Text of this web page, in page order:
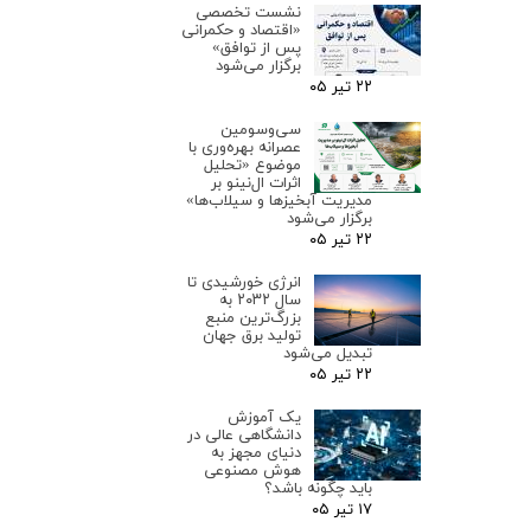
نشست تخصصی
«اقتصاد و حکمرانی
پس از توافق»
برگزار می‌شود
۲۲ تیر ۰۵
سی‌وسومین
عصرانه بهره‌وری با
موضوع «تحلیل
اثرات ال‌نینو بر
مدیریت آبخیزها و سیلاب‌ها»
برگزار می‌شود
۲۲ تیر ۰۵
انرژی خورشیدی تا
سال ۲۰۳۲ به
بزرگ‌ترین منبع
تولید برق جهان
تبدیل می‌شود
۲۲ تیر ۰۵
یک آموزش
دانشگاهی عالی در
دنیای مجهز به
هوش مصنوعی
باید چگونه باشد؟
۱۷ تیر ۰۵